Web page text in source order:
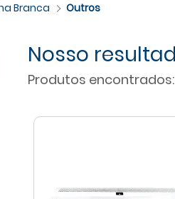
Branca Outros
Produtos encontrados: